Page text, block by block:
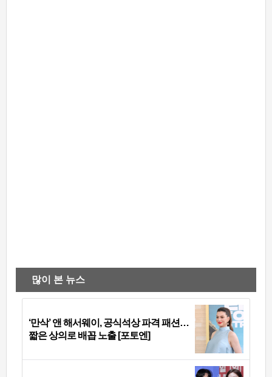
많이 본 뉴스
‘만삭’ 앤 해서웨이, 공식석상 파격 패션…
짧은 상의로 배꼽 노출 [포토엔]